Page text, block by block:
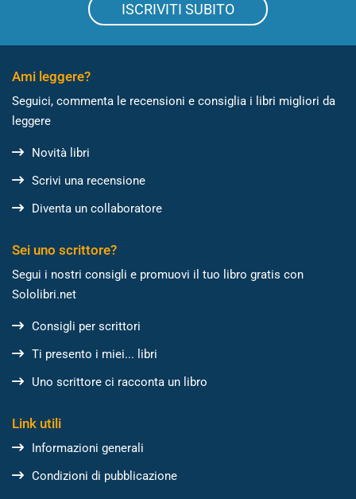
ISCRIVITI SUBITO
Ami leggere?
Seguici, commenta le recensioni e consiglia i libri migliori da
leggere
Novità libri
Scrivi una recensione
Diventa un collaboratore
Sei uno scrittore?
Segui i nostri consigli e promuovi il tuo libro gratis con
Sololibri.net
Consigli per scrittori
Ti presento i miei... libri
Uno scrittore ci racconta un libro
Link utili
Informazioni generali
Condizioni di pubblicazione